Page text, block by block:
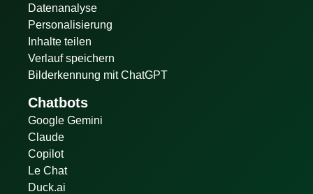
Datenanalyse
Personalisierung
Inhalte teilen
Verlauf speichern
Bilderkennung mit ChatGPT
Chatbots
Google Gemini
Claude
Copilot
Le Chat
Duck.ai